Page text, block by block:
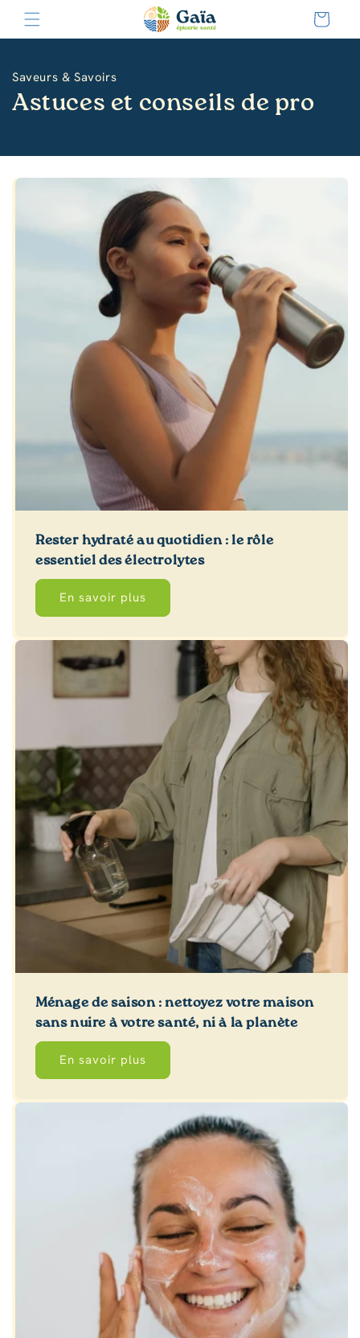
passer
Panier
Saveurs & Savoirs
Astuces et conseils de pro
Rester hydraté au quotidien : le rôle
essentiel des électrolytes
En savoir plus
Ménage de saison : nettoyez votre maison
sans nuire à votre santé, ni à la planète
En savoir plus
vous
l'infolettre
S'INSCRIRE